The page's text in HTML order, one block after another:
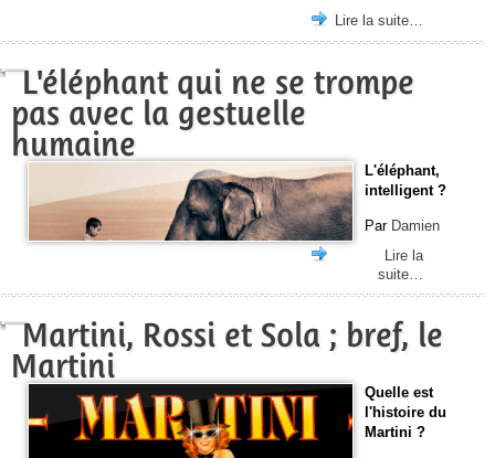
Lire la suite…
L'éléphant qui ne se trompe
pas avec la gestuelle
humaine
L'éléphant,
intelligent ?
Par Damien
Lire la
suite…
Martini, Rossi et Sola ; bref, le
Martini
Quelle est
l'histoire du
Martini ?